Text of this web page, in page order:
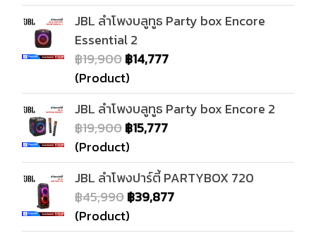
JBL ลำโพงบลูทูธ Party box Encore
Essential 2
฿19,900฿14,777
(Product)
JBL ลำโพงบลูทูธ Party box Encore 2
฿19,900฿15,777
(Product)
JBL ลำโพงปาร์ตี้ PARTYBOX 720
฿45,990฿39,877
(Product)